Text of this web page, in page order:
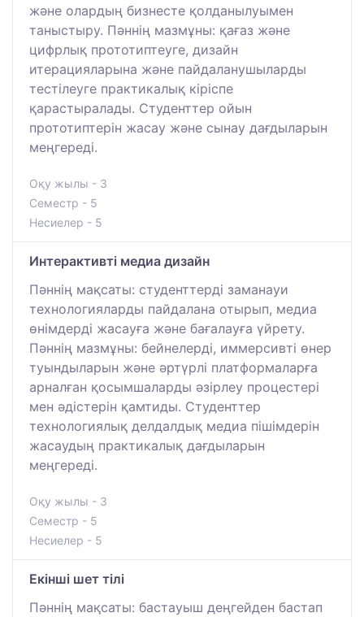
және олардың бизнесте қолданылуымен
таныстыру. Пәннің мазмұны: қағаз және
цифрлық прототиптеуге, дизайн
итерацияларына және пайдаланушыларды
тестілеуге практикалық кіріспе
қарастыралады. Студенттер ойын
прототиптерін жасау және сынау дағдыларын
меңгереді.
Оқу жылы - 3
Семестр - 5
Несиелер - 5
Интерактивті медиа дизайн
Пәннің мақсаты: студенттерді заманауи
технологияларды пайдалана отырып, медиа
өнімдерді жасауға және бағалауға үйрету.
Пәннің мазмұны: бейнелерді, иммерсивті өнер
туындыларын және әртүрлі платформаларға
арналған қосымшаларды әзірлеу процестері
мен әдістерін қамтиды. Студенттер
технологиялық делдалдық медиа пішімдерін
жасаудың практикалық дағдыларын
меңгереді.
Оқу жылы - 3
Семестр - 5
Несиелер - 5
Екінші шет тілі
Пәннің мақсаты: бастауыш деңгейден бастап